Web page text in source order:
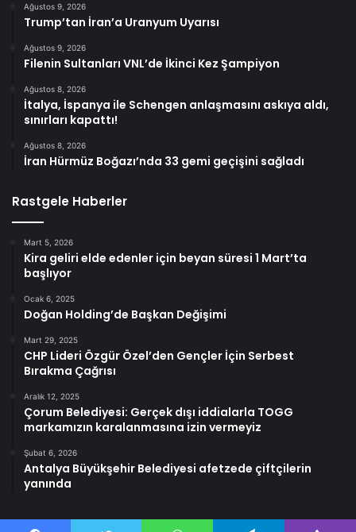
Ağustos 9, 2026
Trump’tan İran’a Uranyum Uyarısı
Ağustos 9, 2026
Filenin Sultanları VNL’de İkinci Kez Şampiyon
Ağustos 8, 2026
İtalya, İspanya ile Schengen anlaşmasını askıya aldı,
sınırları kapattı!
Ağustos 8, 2026
İran Hürmüz Boğazı’nda 33 gemi geçişini sağladı
Rastgele Haberler
Mart 5, 2026
Kira geliri elde edenler için beyan süresi 1 Mart’ta
başlıyor
Ocak 6, 2025
Doğan Holding’de Başkan Değişimi
Mart 29, 2025
CHP Lideri Özgür Özel’den Gençler İçin Serbest
Bırakma Çağrısı
Aralık 12, 2025
Çorum Belediyesi: Gerçek dışı iddialarla TOGG
markamızın karalanmasına izin vermeyiz
Şubat 6, 2026
Antalya Büyükşehir Belediyesi afetzede çiftçilerin
yanında